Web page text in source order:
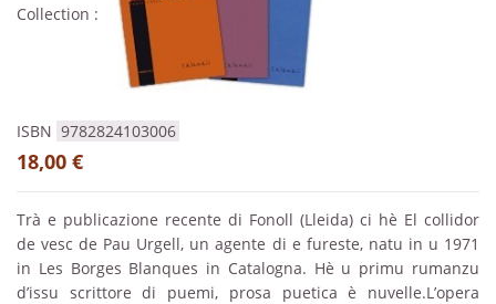
Collection :
ISBN 9782824103006
18,00 €
Trà e publicazione recente di Fonoll (Lleida) ci hè El collidor
de vesc de Pau Urgell, un agente di e fureste, natu in u 1971
in Les Borges Blanques in Catalogna. Hè u primu rumanzu
d’issu scrittore di puemi, prosa puetica è nuvelle.L’opera